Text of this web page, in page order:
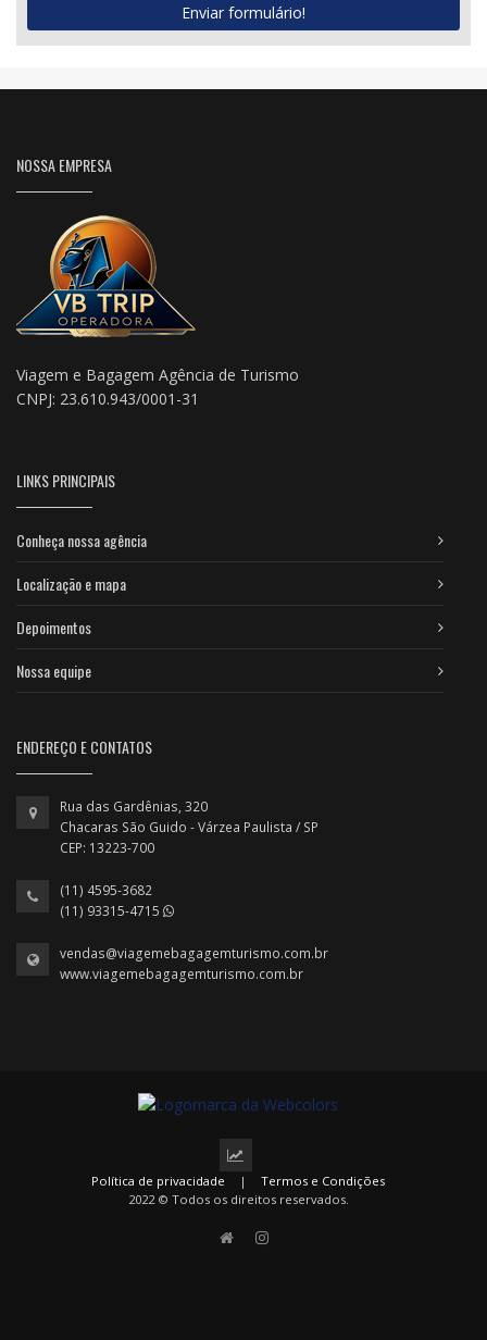
Enviar formulário!
NOSSA EMPRESA
Viagem e Bagagem Agência de Turismo
CNPJ: 23.610.943/0001-31
LINKS PRINCIPAIS
Conheça nossa agência
Localização e mapa
Depoimentos
Nossa equipe
ENDEREÇO E CONTATOS
Rua das Gardênias, 320
Chacaras São Guido - Várzea Paulista / SP
CEP: 13223-700
(11) 4595-3682
(11) 93315-4715
vendas@viagemebagagemturismo.com.br
www.viagemebagagemturismo.com.br
Política de privacidade |
Termos e Condições
2022 © Todos os direitos reservados.